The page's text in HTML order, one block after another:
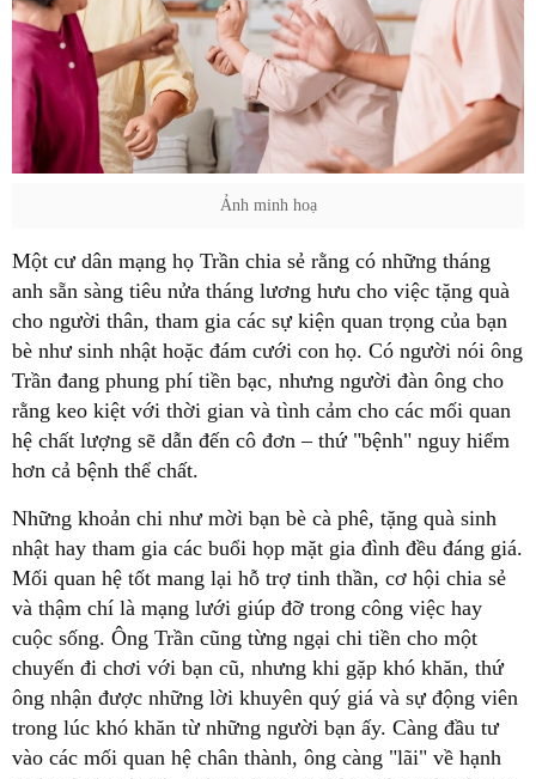
Ảnh minh hoạ
Một cư dân mạng họ Trần chia sẻ rằng có những tháng
anh sẵn sàng tiêu nửa tháng lương hưu cho việc tặng quà
cho người thân, tham gia các sự kiện quan trọng của bạn
bè như sinh nhật hoặc đám cưới con họ. Có người nói ông
Trần đang phung phí tiền bạc, nhưng người đàn ông cho
rằng keo kiệt với thời gian và tình cảm cho các mối quan
hệ chất lượng sẽ dẫn đến cô đơn – thứ "bệnh" nguy hiểm
hơn cả bệnh thể chất.
Những khoản chi như mời bạn bè cà phê, tặng quà sinh
nhật hay tham gia các buổi họp mặt gia đình đều đáng giá.
Mối quan hệ tốt mang lại hỗ trợ tinh thần, cơ hội chia sẻ
và thậm chí là mạng lưới giúp đỡ trong công việc hay
cuộc sống. Ông Trần cũng từng ngại chi tiền cho một
chuyến đi chơi với bạn cũ, nhưng khi gặp khó khăn, thứ
ông nhận được những lời khuyên quý giá và sự động viên
trong lúc khó khăn từ những người bạn ấy. Càng đầu tư
vào các mối quan hệ chân thành, ông càng "lãi" về hạnh